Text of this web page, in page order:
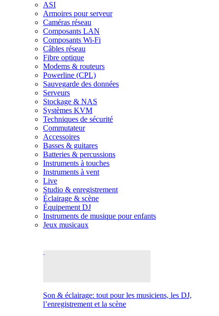
ASI
Armoires pour serveur
Caméras réseau
Composants LAN
Composants Wi-Fi
Câbles réseau
Fibre optique
Modems & routeurs
Powerline (CPL)
Sauvegarde des données
Serveurs
Stockage & NAS
Systèmes KVM
Techniques de sécurité
Commutateur
Accessoires
Basses & guitares
Batteries & percussions
Instruments à touches
Instruments à vent
Live
Studio & enregistrement
Éclairage & scène
Équipement DJ
Instruments de musique pour enfants
Jeux musicaux
Son & éclairage: tout pour les musiciens, les DJ,
l’enregistrement et la scène